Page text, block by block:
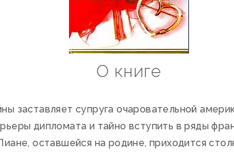
О книге
заставляет супруга очаровательной
дипломата и тайно вступить в ряды
оставшейся на родине, приходится